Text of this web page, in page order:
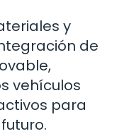
y
de
vehículos
para